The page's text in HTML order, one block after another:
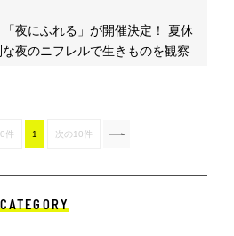
夜にふれる」が開催決定！ 夏休
夜のニフレルで生きものを観察
件 1 次の10件
CATEGORY